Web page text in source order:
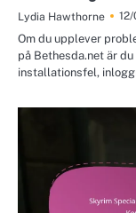
Lydia Hawthorne
Om du upplever
på Bethesda.net är
installationsfel,